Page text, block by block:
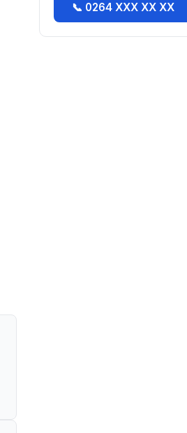
📞 0264 XXX XX XX